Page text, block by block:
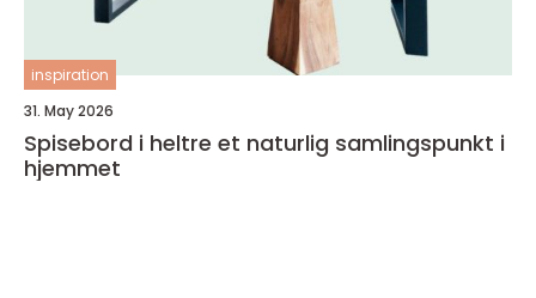
inspiration
31. May 2026
Spisebord i heltre et naturlig samlingspunkt i
hjemmet